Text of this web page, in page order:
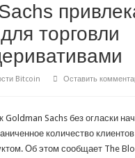
торговли
Bitcoin
Оставить
Goldman Sachs без огласки
количество
Об этом сообщает The